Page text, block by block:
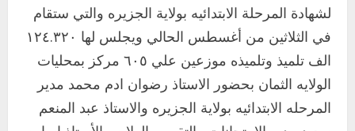
لشهادة المرحلة الابتدائيه بولاية الجزيره والتي ستقام
في الثلاثين من أغسطس الحالي ويجلس لها ١٢٤.٣٢٠
الف تلميذ وتلميذه موزعين علي ٦٠٥ مركز بمحليات
الولايه الثمان بحضور الاستاذ رضوان ادم محمد مدير
المرحله الابتدائيه بولاية الجزيره والاستاذ عبد المنعم